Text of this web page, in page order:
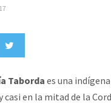
Taborda es una
casi en la mitad de la